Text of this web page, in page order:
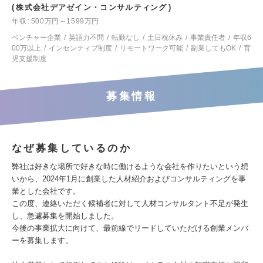
株式会社デアゼイン・コンサルティング
年収
500万円～1599万円
ベンチャー企業
英語力不問 転勤なし 土日祝休み 事業責任者
年収6
00万以上
インセンティブ制度 リモートワーク可能 副業してもOK
育
児支援制度
募集情報
なぜ募集しているのか
弊社は好きな場所で好きな時に働けるような会社を作りたいという想
いから、2024年1月に創業した人材紹介およびコンサルティングを事
業とした会社です。
この度、連絡いただく候補者に対して人材コンサルタント不足が発生
し、急遽募集を開始しました。
今後の事業拡大に向けて、最前線でリードしていただける創業メンバ
ーを募集します。